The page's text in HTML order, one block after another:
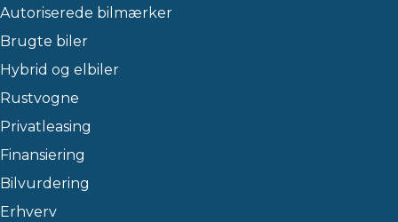
Autoriserede bilmærker
Brugte biler
Hybrid og elbiler
Rustvogne
Privatleasing
Finansiering
Bilvurdering
Erhverv